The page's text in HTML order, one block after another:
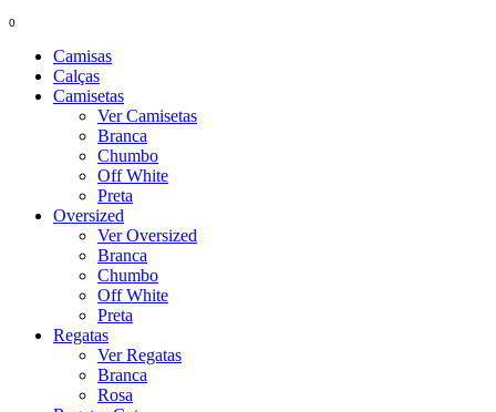
0
Camisas
Calças
Camisetas
Ver Camisetas
Branca
Chumbo
Off White
Preta
Oversized
Ver Oversized
Branca
Chumbo
Off White
Preta
Regatas
Ver Regatas
Branca
Rosa